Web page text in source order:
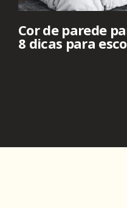
Cor de parede
8 dicas para